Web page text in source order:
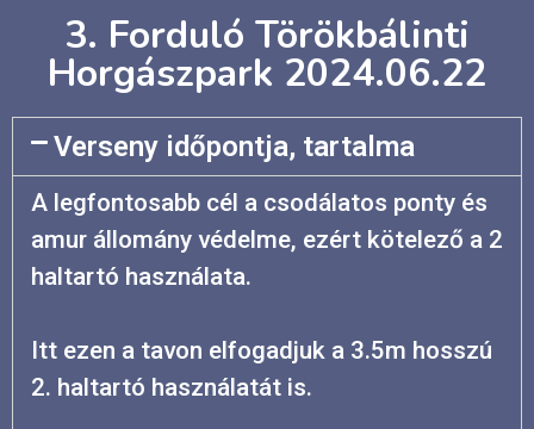
3. Forduló Törökbálinti
Horgászpark 2024.06.22
Verseny időpontja, tartalma
A legfontosabb cél a csodálatos ponty és
amur állomány védelme, ezért kötelező a 2
haltartó használata.
Itt ezen a tavon elfogadjuk a 3.5m hosszú
2. haltartó használatát is.